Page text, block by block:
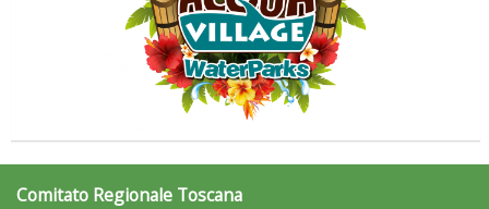
Comitato Regionale Toscana